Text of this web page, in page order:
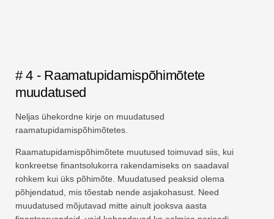
# 4 - Raamatupidamispõhimõtete
muudatused
Neljas ühekordne kirje on muudatused
raamatupidamispõhimõtetes.
Raamatupidamispõhimõtete muutused toimuvad siis, kui
konkreetse finantsolukorra rakendamiseks on saadaval
rohkem kui üks põhimõte. Muudatused peaksid olema
põhjendatud, mis tõestab nende asjakohasust. Need
muudatused mõjutavad mitte ainult jooksva aasta